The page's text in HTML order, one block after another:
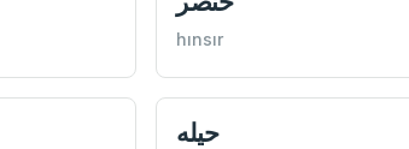
hınsır
حيله